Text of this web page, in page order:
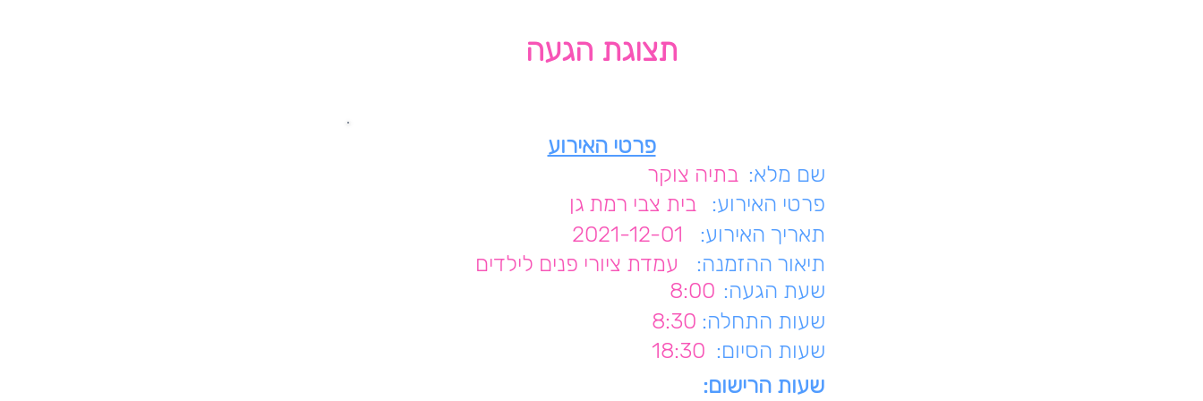
תצוגת הגעה
פרטי האירוע
שם מלא: בתיה צוקר
בית צבי רמת גן
פרטי האירוע:
2021-12-01
תאריך האירוע:
עמדת ציורי פנים לילדים
תיאור ההזמנה:
8:00 שעת הגעה:
8:30 שעות התחלה:
18:30 שעות הסיום:
שעות הרישום: